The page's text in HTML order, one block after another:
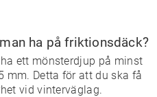
ha på friktionsdäck?
ett mönsterdjup på minst
mm. Detta för att du ska få
vid vinterväglag.